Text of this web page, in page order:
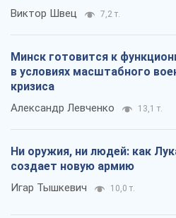
Виктор Швец 7,2 т.
Минск готовится к
в условиях масштабного
кризиса
Александр Левченко 13,1 т.
Ни оружия, ни людей: как
создает новую армию
Игар Тышкевич 10,0 т.